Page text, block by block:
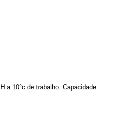
a 10°c de trabalho. Capacidade